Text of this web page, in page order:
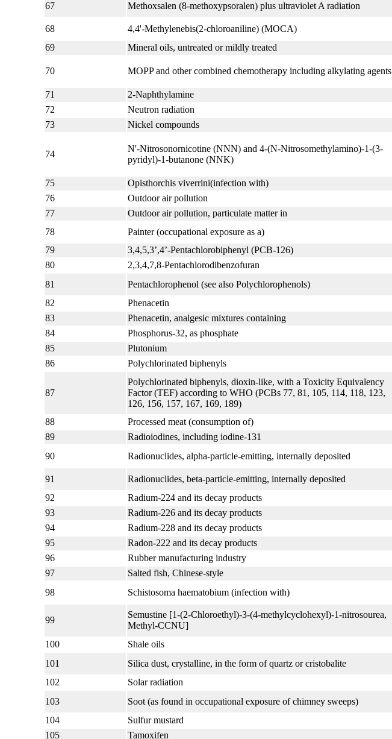
67
Methoxsalen (8-methoxypsoralen) plus ultraviolet A radiation
68 4,4'-Methylenebis(2-chloroaniline) (MOCA)
69
Mineral oils, untreated or mildly treated
70 MOPP and other combined chemotherapy including alkylating agents
71 2-Naphthylamine
72
Neutron radiation
73
Nickel compounds
74
N'-Nitrosonornicotine (NNN) and 4-(N-Nitrosomethylamino)-1-(3-
pyridyl)-1-butanone (NNK)
75 Opisthorchis viverrini(infection with)
76
Outdoor air pollution
77
Outdoor air pollution, particulate matter in
78
Painter (occupational exposure as a)
79
3,4,5,3’,4’-Pentachlorobiphenyl (PCB-126)
80
2,3,4,7,8-Pentachlorodibenzofuran
81
Pentachlorophenol (see also Polychlorophenols)
82
Phenacetin
83
Phenacetin, analgesic mixtures containing
84
Phosphorus-32, as phosphate
85
Plutonium
86
Polychlorinated biphenyls
87
Polychlorinated biphenyls, dioxin-like, with a Toxicity Equivalency
Factor (TEF) according to WHO (PCBs 77, 81, 105, 114, 118, 123,
126, 156, 157, 167, 169, 189)
88 Processed meat (consumption of)
89
Radioiodines, including iodine-131
90
Radionuclides, alpha-particle-emitting, internally deposited
91 Radionuclides, beta-particle-emitting, internally deposited
92
Radium-224 and its decay products
93
Radium-226 and its decay products
94
Radium-228 and its decay products
95
Radon-222 and its decay products
96
Rubber manufacturing industry
97
Salted fish, Chinese-style
98
Schistosoma haematobium (infection with)
99
Semustine [1-(2-Chloroethyl)-3-(4-methylcyclohexyl)-1-nitrosourea,
Methyl-CCNU]
100 Shale oils
101
Silica dust, crystalline, in the form of quartz or cristobalite
102
Solar radiation
103
Soot (as found in occupational exposure of chimney sweeps)
104
Sulfur mustard
105
Tamoxifen